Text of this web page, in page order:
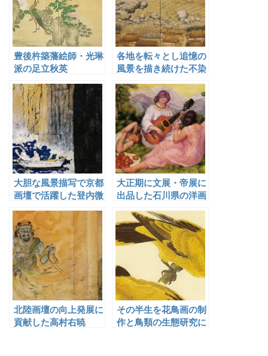
豊後杵築藩絵師・光琳
派の足立秋英
各地を転々とし追憶の
風景を描き続けた不染
鉄
大胆な風景描写で京都
画壇で活躍した登内微
笑
大正期に文展・帝展に
出品した石川県の洋画
家
北陸画壇の向上発展に
貢献した高村右暁
その半生を花鳥画の制
作と鳥類の生態研究に